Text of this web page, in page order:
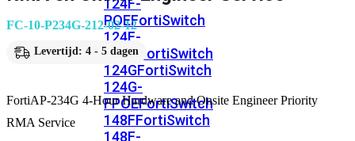
124F-
POEFortiSwitch
124F-
FPOE FortiSwitch
124GFortiSwitch
124G-
FPOEFortiSwitch
148FFortiSwitch
148F-
FC-10-P234G-212-02-12
Levertijd: 4 - 5 dagen
FortiAP-234G 4-Hour Hardware and Onsite Engineer Priority
RMA Service